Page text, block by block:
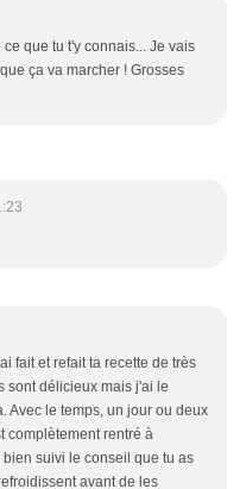
que tu t'y connais... Je vais
ça va marcher ! Grosses
fait et refait ta recette de très
sont délicieux mais j'ai le
Avec le temps, un jour ou deux
complètement rentré à
bien suivi le conseil que tu as
avant de les